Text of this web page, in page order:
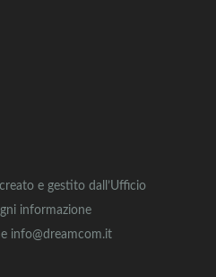
e gestito dall’Ufficio
informazione
info@dreamcom.it